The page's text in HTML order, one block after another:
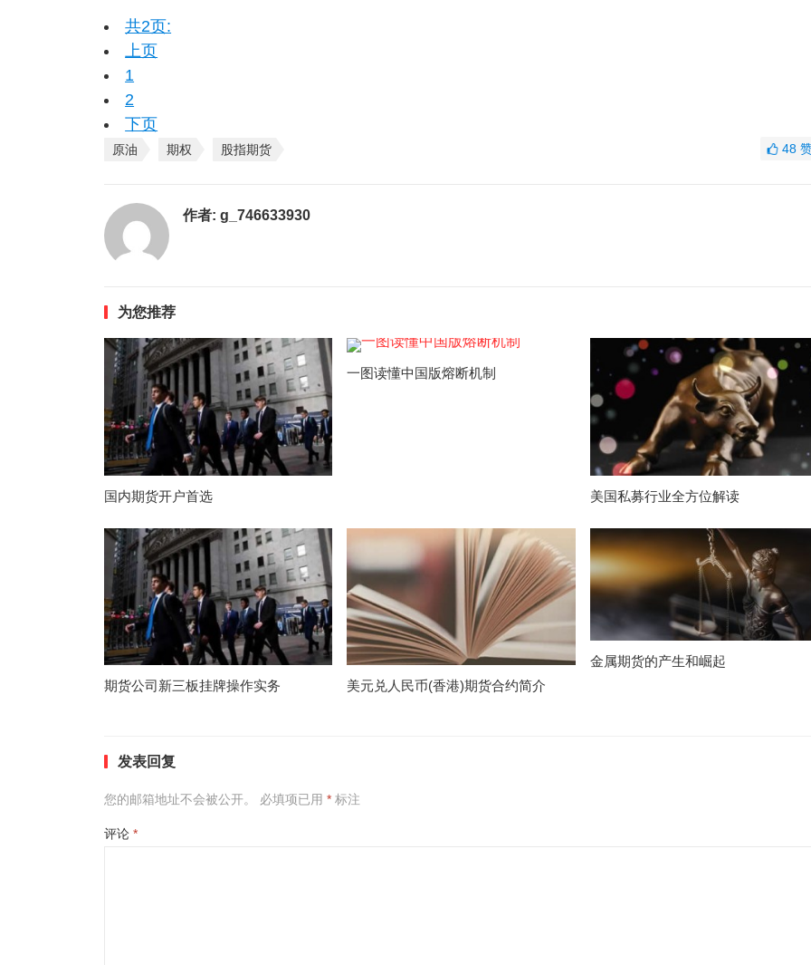
共2页:
上页
1
2
下页
原油 期权 股指期货 48
作者: g_746633930
为您推荐
国内期货开户首选
一图读懂中国版熔断机制
美国私募行业全方位解读
期货公司新三板挂牌操作实务 美元兑人民币(香港)期货合约简介
金属期货的产生和崛起
发表回复
您的邮箱地址不会被公开。 必填项已用 *标注
评论 *